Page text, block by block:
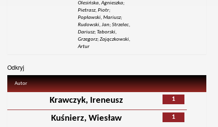
Olesińska, Agnieszka;
Pietrasz, Piotr;
Popławski, Mariusz;
Rudowski, Jan; Strzelec,
Dariusz; Taborski,
Grzegorz; Zajączkowski,
Artur
Odkryj
Autor
1
Krawczyk, Ireneusz
1
Kuśnierz, Wiesław